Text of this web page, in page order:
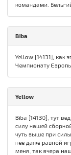
командами.
Biba
Yellow [14131], как
Чемпионату
Yellow
Biba [14130], тут
силу нашей
чуть выше при
нее даже равной
меня, так вчера